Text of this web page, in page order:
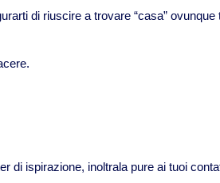
di riuscire a trovare “casa”
di ispirazione, inoltrala pure ai tuoi